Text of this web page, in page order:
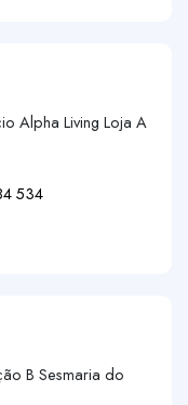
Alpha Living Loja A
534
B Sesmaria do